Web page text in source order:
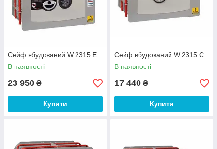
Сейф вбудований W.2315.E
В наявності
23 950 ₴
Купити
Сейф вбудований W.2315.C
В наявності
17 440 ₴
Купити